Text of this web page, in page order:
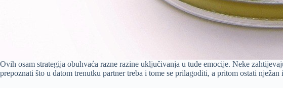
Ovih osam strategija obuhvaća razne razine uključivanja u tuđe emocije. Neke
prepoznati što u datom trenutku partner treba i tome se prilagoditi, a pritom ostati